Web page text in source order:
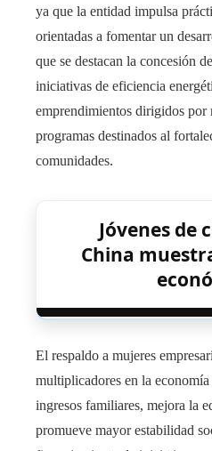
ya que la entidad impulsa
orientadas a fomentar un
que se destacan la concesión
iniciativas de eficiencia
emprendimientos dirigidos por
programas destinados al
comunidades.
Jóvenes de
China
El respaldo a mujeres
multiplicadores en la
ingresos familiares, mejora la
promueve mayor estabilidad